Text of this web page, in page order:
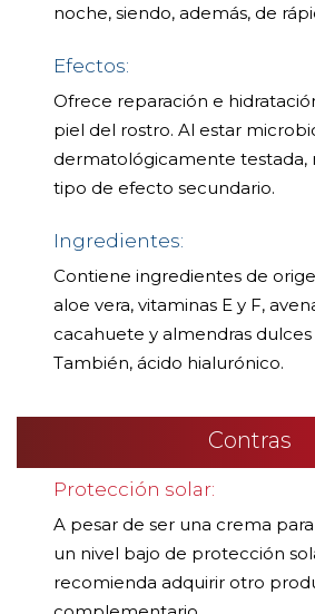
noche, siendo, además, de
Efectos:
Ofrece reparación e
piel del rostro. Al estar
dermatológicamente testada,
tipo de efecto secundario.
Ingredientes:
Contiene ingredientes de
aloe vera, vitaminas E y F,
cacahuete y almendras
También, ácido hialurónico.
Contras
Protección solar:
A pesar de ser una crema
un nivel bajo de protección
recomienda adquirir otro